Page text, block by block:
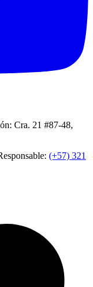
Cra. 21 #87-48,
(+57) 321